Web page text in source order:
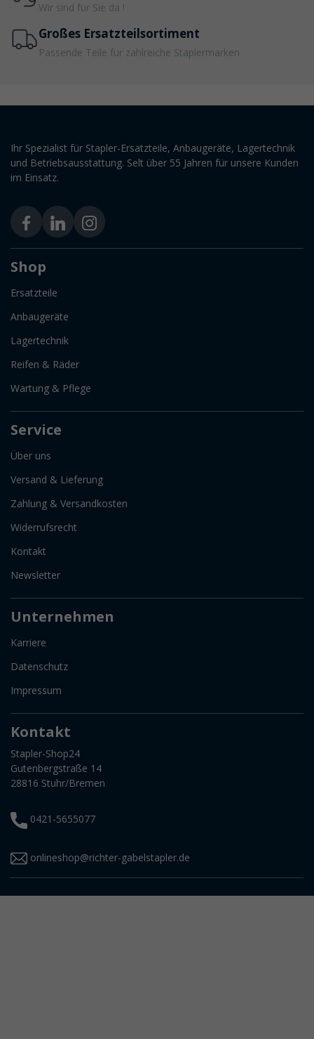
Wir sind für Sie da !
Großes Ersatzteilsortiment
Passende Teile für zahlreiche Staplermarken
Ihr Spezialist für Stapler-Ersatzteile, Anbaugeräte, Lagertechnik
und Betriebsausstattung. Selt über 55 Jahren für unsere Kunden
im Einsatz.
Shop
Ersatzteile
Anbaugeräte
Lagertechnik
Reifen & Räder
Wartung & Pflege
Service
Über uns
Versand & Lieferung
Zahlung & Versandkosten
Widerrufsrecht
Kontakt
Newsletter
Unternehmen
Karriere
Datenschutz
Impressum
Kontakt
Stapler-Shop24
Gutenbergstraße 14
28816 Stuhr/Bremen
0421-5655077
onlineshop@richter-gabelstapler.de